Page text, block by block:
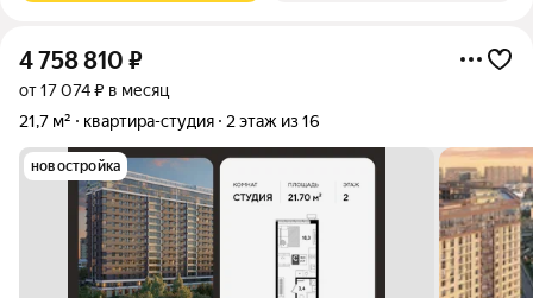
4 758 810 ₽
от 17 074 ₽ в месяц
21,7 м²
квартира-студия 2 этаж из 16
новостройка